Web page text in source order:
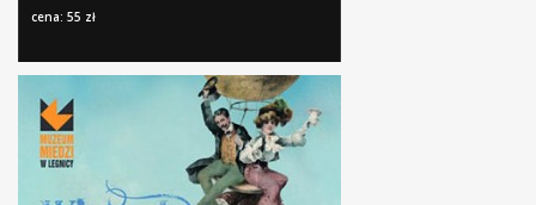
cena: 55 zł